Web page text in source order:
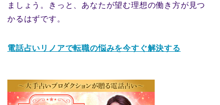
ましょう。きっと、あなたが望む理想の働き方が見つ
かるはずです。
電話占いリノアで転職の悩みを今すぐ解決する